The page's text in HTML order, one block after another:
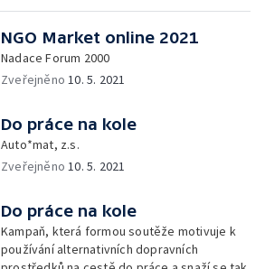
NGO Market online 2021
Nadace Forum 2000
Zveřejněno10. 5. 2021
Do práce na kole
Auto*mat, z.s.
Zveřejněno10. 5. 2021
Do práce na kole
Kampaň, která formou soutěže motivuje k
používání alternativních dopravních